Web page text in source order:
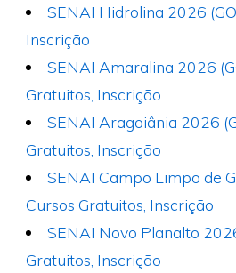
SENAI Hidrolina 2026
Inscrição
SENAI Amaralina 2026
Gratuitos, Inscrição
SENAI Aragoiânia 2026
Gratuitos, Inscrição
SENAI Campo Limpo de
Cursos Gratuitos, Inscrição
SENAI Novo Planalto
Gratuitos, Inscrição